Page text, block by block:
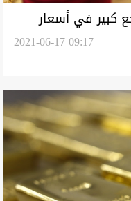
كبير في أسعار
2021-06-17 09:17